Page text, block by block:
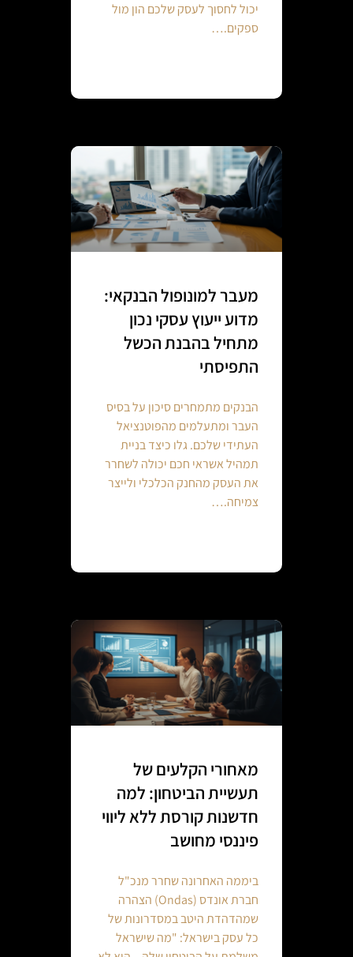
יכול לחסוך לעסק שלכם הון מול
ספקים.…
מעבר למונופול הבנקאי:
מדוע ייעוץ עסקי נכון
מתחיל בהבנת הכשל
התפיסתי
הבנקים מתמחרים סיכון על בסיס
העבר ומתעלמים מהפוטנציאל
העתידי שלכם. גלו כיצד בניית
תמהיל אשראי חכם יכולה לשחרר
את העסק מהחנק הכלכלי ולייצר
צמיחה.…
מאחורי הקלעים של
תעשיית הביטחון: למה
חדשנות קורסת ללא ליווי
פיננסי מחושב
ביממה האחרונה שחרר מנכ"ל
חברת אונדס (Ondas) הצהרה
שמהדהדת היטב במסדרונות של
כל עסק בישראל: "מה שישראל